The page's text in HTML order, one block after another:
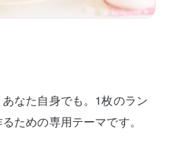
なた自身でも。1枚のラン
ための専用テーマです。